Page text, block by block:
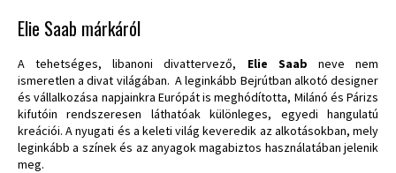
Elie Saab márkáról
A tehetséges, libanoni divattervező, Elie Saab neve nem
ismeretlen a divat világában. A leginkább Bejrútban alkotó designer
és vállalkozása napjainkra Európát is meghódította, Milánó és Párizs
kifutóin rendszeresen láthatóak különleges, egyedi hangulatú
kreációi. A nyugati és a keleti világ keveredik az alkotásokban, mely
leginkább a színek és az anyagok magabiztos használatában jelenik
meg.